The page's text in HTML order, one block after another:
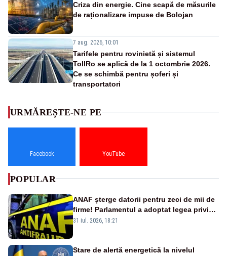
Criza din energie. Cine scapă de măsurile
de raționalizare impuse de Bolojan
7 aug. 2026, 10:01
Tarifele pentru rovinietă și sistemul
TollRo se aplică de la 1 octombrie 2026.
Ce se schimbă pentru șoferi și
transportatori
URMĂREȘTE-NE PE
Facebook YouTube
POPULAR
ANAF șterge datorii pentru zeci de mii de
firme! Parlamentul a adoptat legea privind
amnistia fiscală
31 iul. 2026, 18:21
Stare de alertă energetică la nivelul